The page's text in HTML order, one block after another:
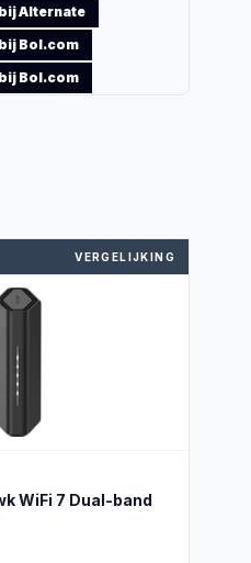
Alternate
Bol.com
Bol.com
VERGELIJKING
WiFi 7 Dual-band